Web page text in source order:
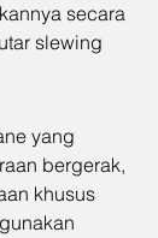
secara
slewing
yang
bergerak,
khusus